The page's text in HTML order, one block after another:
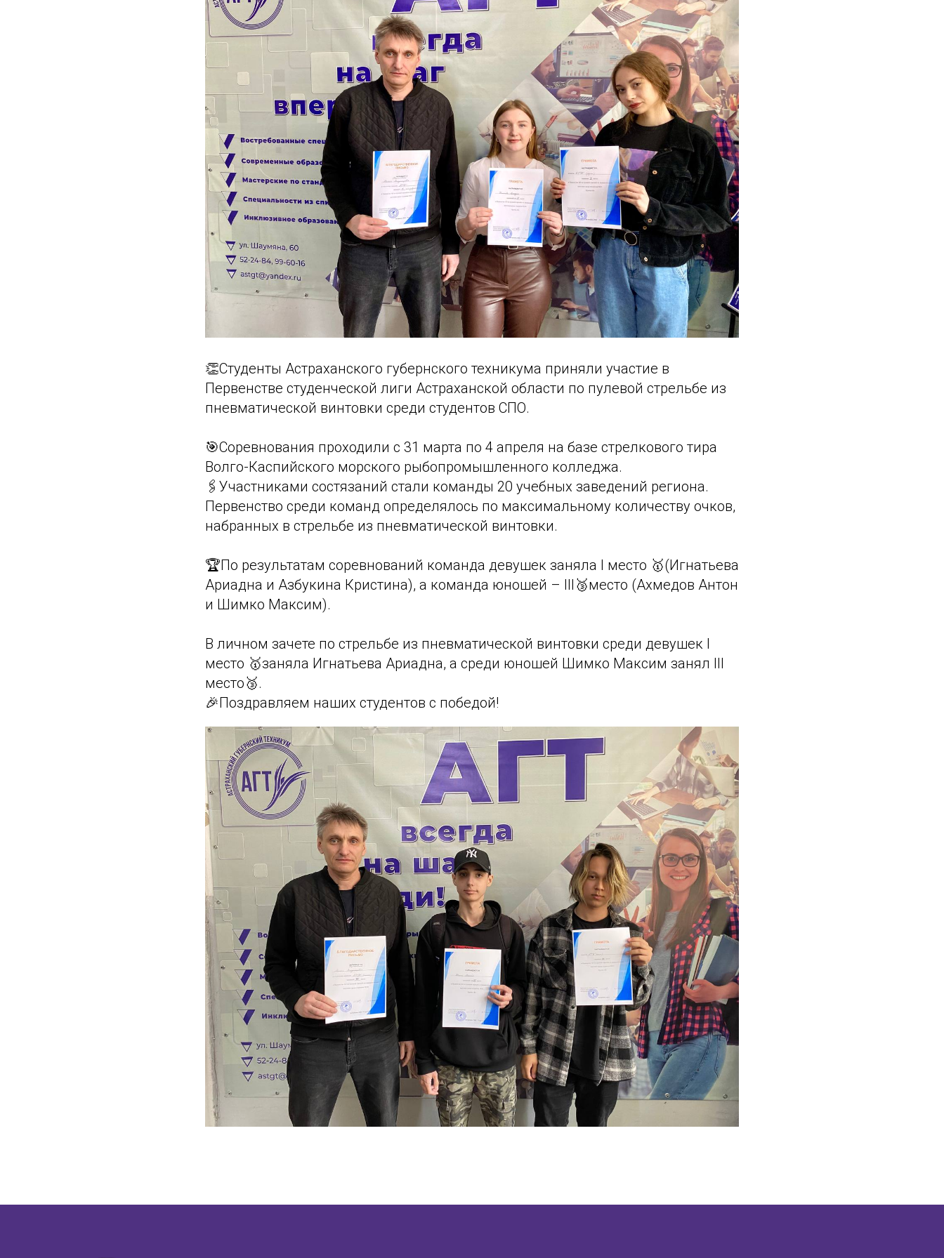
👏Студенты Астраханского губернского техникума приняли участие в
Первенстве студенческой лиги Астраханской области по пулевой стрельбе из
пневматической винтовки среди студентов СПО.
🎯Соревнования проходили с 31 марта по 4 апреля на базе стрелкового тира
Волго-Каспийского морского рыбопромышленного колледжа.
🖇️Участниками состязаний стали команды 20 учебных заведений региона.
Первенство среди команд определялось по максимальному количеству очков,
набранных в стрельбе из пневматической винтовки.
🏆По результатам соревнований команда девушек заняла I место 🥇(Игнатьева
Ариадна и Азбукина Кристина), а команда юношей – III🥉место (Ахмедов Антон
и Шимко Максим).
В личном зачете по стрельбе из пневматической винтовки среди девушек I
место 🥇заняла Игнатьева Ариадна, а среди юношей Шимко Максим занял III
место🥉.
🎉Поздравляем наших студентов с победой!